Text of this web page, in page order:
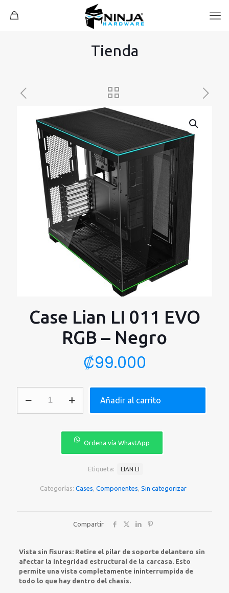
Tienda
Case Lian LI 011 EVO
RGB – Negro
₡99.000
Lian
Añadir al carrito
Ordena vía WhastApp
Categorías: Cases, Componentes, Sin categorizar
Etiqueta: LIAN LI
Compartir
Vista sin fisuras: Retire el pilar de soporte delantero sin
afectar la integridad estructural de la carcasa. Esto
permite una vista completamente ininterrumpida de
todo lo que hay dentro del chasis.